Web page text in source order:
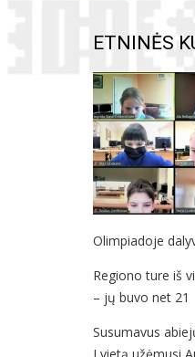
ETNINĖS
Olimpiadoje
Regiono ture iš
– jų buvo net 21
Susumavus